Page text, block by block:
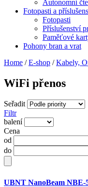
Autonomní
Fotopasti a
Fotopasti
Příslušenství
Paměťové
Pohony bran a vrat
Home / E-shop / Kabely,
WiFi přenos
Seřadit
Filtr
balení
Cena
od
do
UBNT NanoBeam